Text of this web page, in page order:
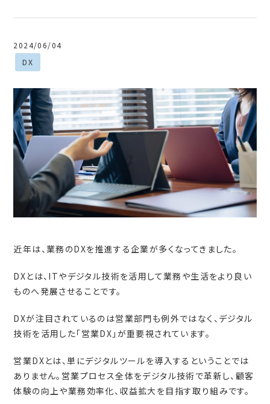
2024/06/04
DX
近年は、業務のDXを推進する企業が多くなってきました。
DXとは、 ITやデジタル技術を活用して業務や生活をより良い
ものへ発展させることです。
DXが注目されているのは営業部門も例外ではなく、デジタル
技術を活用した「営業DX 」が重要視されています。
営業DXとは、単にデジタルツールを導入するということでは
ありません。営業プロセス全体をデジタル技術で革新し、顧客
体験の向上や業務効率化、収益拡大を目指す取り組みです。